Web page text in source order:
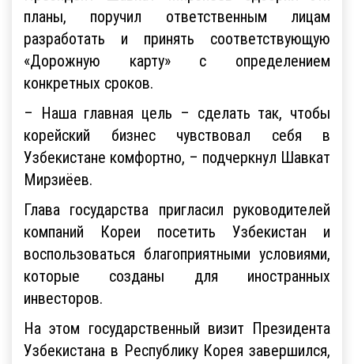
планы, поручил ответственным лицам
разработать и принять соответствующую
«Дорожную карту» с определением
конкретных сроков.
– Наша главная цель – сделать так, чтобы
корейский бизнес чувствовал себя в
Узбекистане комфортно, – подчеркнул Шавкат
Мирзиёев.
Глава государства пригласил руководителей
компаний Кореи посетить Узбекистан и
воспользоваться благоприятными условиями,
которые созданы для иностранных
инвесторов.
На этом государственный визит Президента
Узбекистана в Республику Корея завершился,